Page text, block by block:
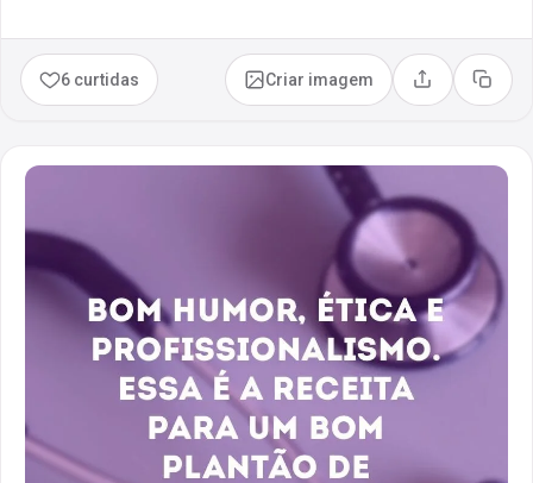
6 curtidas Criar imagem Compartilhar
Copiar